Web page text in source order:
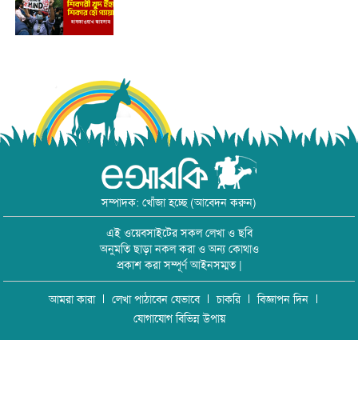
সম্পাদক: খোঁজা হচ্ছে (আবেদন করুন)
এই ওয়েবসাইটের সকল লেখা ও ছবি
অনুমতি ছাড়া নকল করা ও অন্য কোথাও
প্রকাশ করা সম্পূর্ণ আইনসম্মত |
আমরা কারা লেখা পাঠাবেন যেভাবে চাকরি
বিজ্ঞাপন দিন
যোগাযোগ বিভিন্ন উপায়